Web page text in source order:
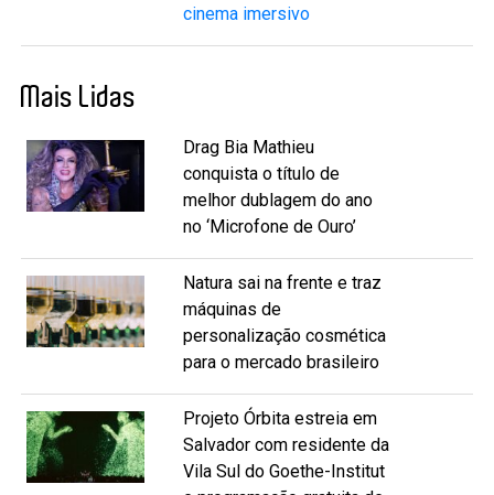
cinema imersivo
Mais Lidas
Drag Bia Mathieu
conquista o título de
melhor dublagem do ano
no ‘Microfone de Ouro’
Natura sai na frente e traz
máquinas de
personalização cosmética
para o mercado brasileiro
Projeto Órbita estreia em
Salvador com residente da
Vila Sul do Goethe-Institut